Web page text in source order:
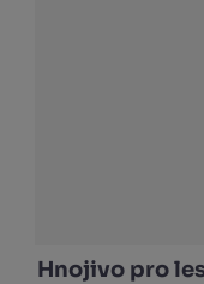
Hnojivo pro